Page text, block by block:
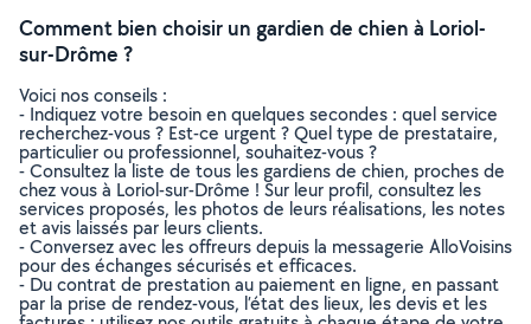
Comment bien choisir un gardien de chien à Loriol-
sur-Drôme ?
Voici nos conseils :
- Indiquez votre besoin en quelques secondes : quel service
recherchez-vous ? Est-ce urgent ? Quel type de prestataire,
particulier ou professionnel, souhaitez-vous ?
- Consultez la liste de tous les gardiens de chien, proches de
chez vous à Loriol-sur-Drôme ! Sur leur profil, consultez les
services proposés, les photos de leurs réalisations, les notes
et avis laissés par leurs clients.
- Conversez avec les offreurs depuis la messagerie AlloVoisins
pour des échanges sécurisés et efficaces.
- Du contrat de prestation au paiement en ligne, en passant
par la prise de rendez-vous, l’état des lieux, les devis et les